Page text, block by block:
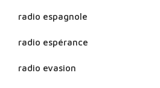
radio espagnole
radio espérance
radio evasion